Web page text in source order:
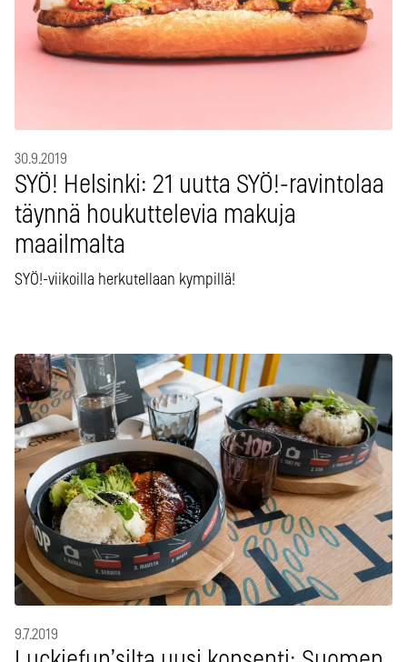
30.9.2019
SYÖ! Helsinki: 21 uutta SYÖ!-ravintolaa
täynnä houkuttelevia makuja
maailmalta
SYÖ!-viikoilla herkutellaan kympillä!
9.7.2019